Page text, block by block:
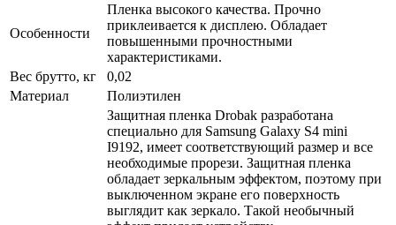
Особенности
Пленка высокого качества. Прочно
приклеивается к дисплею. Обладает
повышенными прочностными
характеристиками.
Вес брутто, кг
0,02
Материал
Полиэтилен
Защитная пленка Drobak разработана
специально для Samsung Galaxy S4 mini
I9192, имеет соответствующий размер и все
необходимые прорези. Защитная пленка
обладает зеркальным эффектом, поэтому при
выключенном экране его поверхность
выглядит как зеркало. Такой необычный